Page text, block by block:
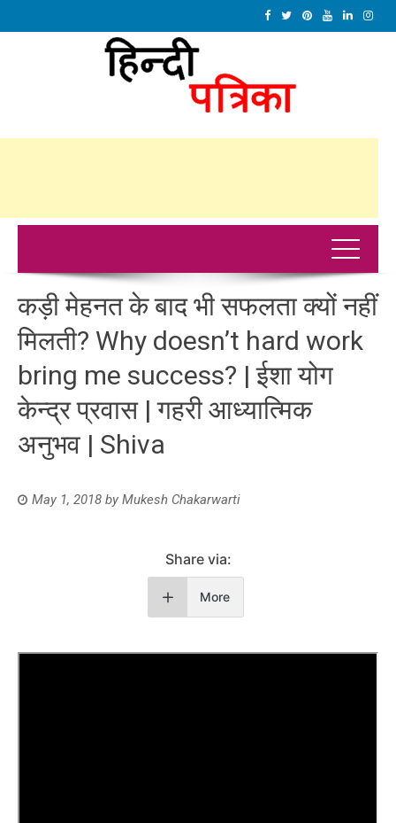
कड़ी मेहनत के बाद भी सफलता क्यों नहीं
मिलती? Why doesn’t hard work
bring me success? | ईशा योग
केन्द्र प्रवास | गहरी आध्यात्मिक
अनुभव | Shiva
May 1, 2018 by Mukesh Chakarwarti
Share via:
More